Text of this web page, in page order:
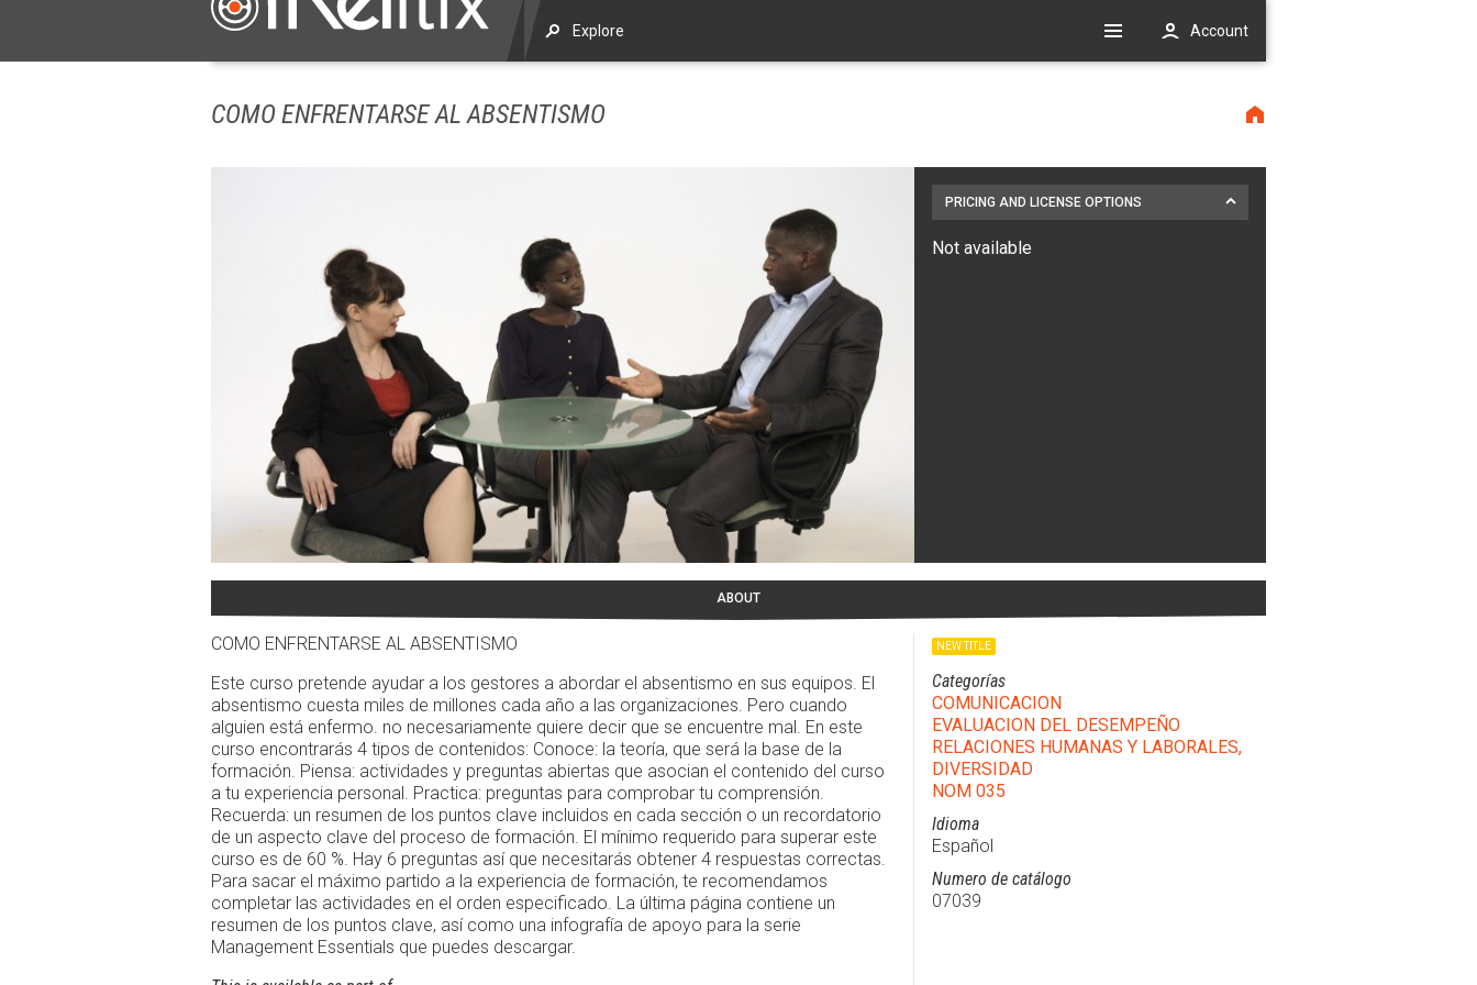
COMO ENFRENTARSE AL ABSENTISMO
PRICING AND LICENSE OPTIONS
Not available
ABOUT
COMO ENFRENTARSE AL ABSENTISMO
Este curso pretende ayudar a los gestores a abordar el absentismo en sus equipos. El
absentismo cuesta miles de millones cada año a las organizaciones. Pero cuando
alguien está enfermo. no necesariamente quiere decir que se encuentre mal. En este
curso encontrarás 4 tipos de contenidos: Conoce: la teoría, que será la base de la
formación. Piensa: actividades y preguntas abiertas que asocian el contenido del curso
a tu experiencia personal. Practica: preguntas para comprobar tu comprensión.
Recuerda: un resumen de los puntos clave incluidos en cada sección o un recordatorio
de un aspecto clave del proceso de formación. El mínimo requerido para superar este
curso es de 60 %. Hay 6 preguntas así que necesitarás obtener 4 respuestas correctas.
Para sacar el máximo partido a la experiencia de formación, te recomendamos
completar las actividades en el orden especificado. La última página contiene un
resumen de los puntos clave, así como una infografía de apoyo para la serie
Management Essentials que puedes descargar.
NEW TITLE
Categorías
COMUNICACION
EVALUACION DEL DESEMPEÑO
RELACIONES HUMANAS Y LABORALES,
DIVERSIDAD
NOM 035
Idioma
Español
Numero de catálogo
07039
Explore Account